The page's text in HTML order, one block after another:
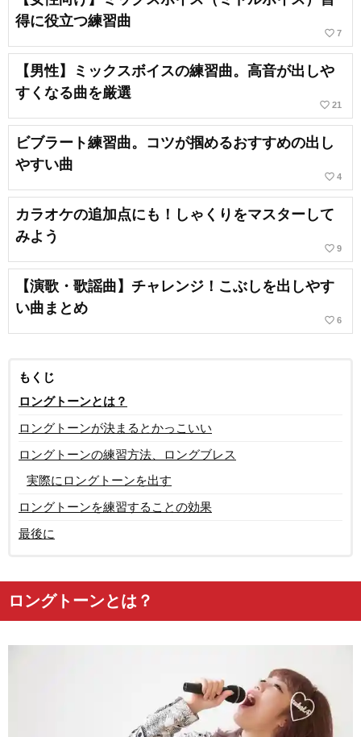
得に役立つ練習曲
favorite_border 7
【男性】ミックスボイスの練習曲。高音が出しや
すくなる曲を厳選
favorite_border 21
ビブラート練習曲。コツが掴めるおすすめの出し
やすい曲
favorite_border 4
カラオケの追加点にも！しゃくりをマスターして
みよう
favorite_border 9
【演歌・歌謡曲】チャレンジ！こぶしを出しやす
い曲まとめ
favorite_border 6
もくじ
ロングトーンとは？
ロングトーンが決まるとかっこいい
ロングトーンの練習方法、ロングブレス
実際にロングトーンを出す
ロングトーンを練習することの効果
最後に
ロングトーンとは？